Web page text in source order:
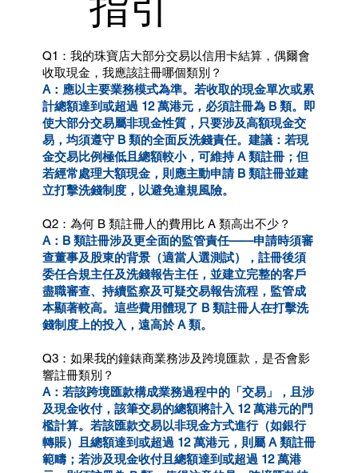
Q1：我的珠寶店大部分交易以信用卡結算，偶爾會
收取現金，我應該註冊哪個類別？
A：應以主要業務模式為準。若收取的現金單次或累
計總額達到或超過 12 萬港元，必須註冊為 B 類。即
使大部分交易屬非現金性質，只要涉及高額現金交
易，均須遵守 B 類的全面反洗錢責任。建議：若現
金交易比例極低且總額較小，可維持 A 類註冊；但
若經常處理大額現金，則應主動申請 B 類註冊並建
立打擊洗錢制度，以避免違規風險。
Q2：為何 B 類註冊人的費用比 A 類高出不少？
A：B 類註冊涉及更全面的監管責任——申請時須審
查董事及股東的背景（適當人選測試），註冊後須
委任合規主任及洗錢報告主任，並建立完整的客戶
盡職審查、持續監察及可疑交易報告流程，監管成
本顯著較高。這些費用體現了 B 類註冊人在打擊洗
錢制度上的投入，遠高於 A 類。
Q3：如果我的鐘錶商業務涉及跨境匯款，是否會影
響註冊類別？
A：若該跨境匯款構成業務過程中的「交易」，且涉
及現金收付，該筆交易的總額將計入 12 萬港元的門
檻計算。若該匯款交易以非現金方式進行（如銀行
轉賬）且總額達到或超過 12 萬港元，則屬 A 類註冊
範疇；若涉及現金收付且總額達到或超過 12 萬港